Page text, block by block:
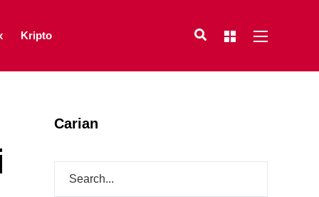
Kripto
Carian